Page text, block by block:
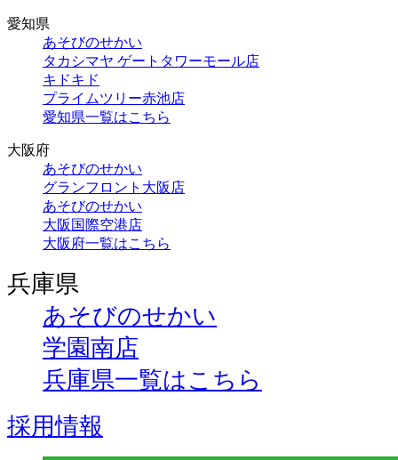
愛知県
あそびのせかい
タカシマヤ ゲートタワーモール店
キドキド
プライムツリー赤池店
愛知県一覧はこちら
大阪府
あそびのせかい
グランフロント大阪店
あそびのせかい
大阪国際空港店
大阪府一覧はこちら
兵庫県
あそびのせかい
学園南店
兵庫県一覧はこちら
採用情報